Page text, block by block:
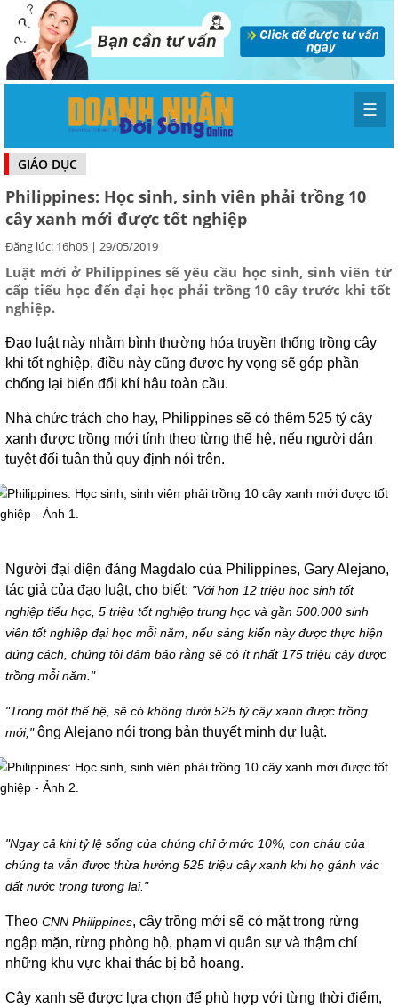
☰
GIÁO DỤC
Philippines: Học sinh, sinh viên phải trồng 10
cây xanh mới được tốt nghiệp
Đăng lúc: 16h05 | 29/05/2019
Luật mới ở Philippines sẽ yêu cầu học sinh, sinh viên từ
cấp tiểu học đến đại học phải trồng 10 cây trước khi tốt
nghiệp.
Đạo luật này nhằm bình thường hóa truyền thống trồng cây
khi tốt nghiệp, điều này cũng được hy vọng sẽ góp phần
chống lại biến đổi khí hậu toàn cầu.
Nhà chức trách cho hay, Philippines sẽ có thêm 525 tỷ cây
xanh được trồng mới tính theo từng thế hệ, nếu người dân
tuyệt đối tuân thủ quy định nói trên.
Người đại diện đảng Magdalo của Philippines, Gary Alejano,
tác giả của đạo luật, cho biết: "Với hơn 12 triệu học sinh tốt
nghiệp tiểu học, 5 triệu tốt nghiệp trung học và gần 500.000 sinh
viên tốt nghiệp đại học mỗi năm, nếu sáng kiến này được thực hiện
đúng cách, chúng tôi đảm bảo rằng sẽ có ít nhất 175 triệu cây được
trồng mỗi năm."
"Trong một thế hệ, sẽ có không dưới 525 tỷ cây xanh được trồng
mới,"ông Alejano nói trong bản thuyết minh dự luật.
"Ngay cả khi tỷ lệ sống của chúng chỉ ở mức 10%, con cháu của
chúng ta vẫn được thừa hưởng 525 triệu cây xanh khi họ gánh vác
đất nước trong tương lai."
Theo CNN Philippines, cây trồng mới sẽ có mặt trong rừng
ngập mặn, rừng phòng hộ, phạm vi quân sự và thậm chí
những khu vực khai thác bị bỏ hoang.
Cây xanh sẽ được lựa chọn để phù hợp với từng thời điểm,